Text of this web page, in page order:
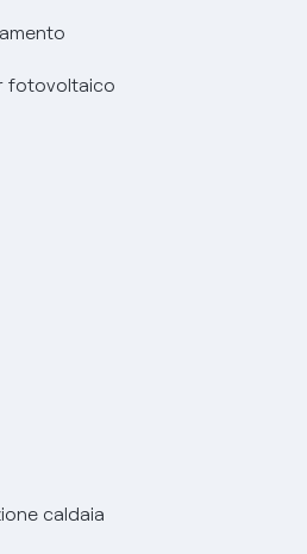
sicura
prodotti e servizi
prodotti e servizi
la protezione dei dati
Gas
per offerte Fibra
fotovoltaico
caldaia